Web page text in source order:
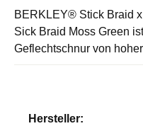
BERKLEY® Stick Braid
Sick Braid Moss Green
Geflechtschnur von
Hersteller: